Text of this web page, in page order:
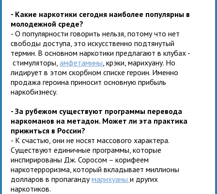
- Какие наркотики сегодня наиболее популярны в
молодежной среде?
- О популярности говорить нельзя, потому что нет
свободы доступа, это искусственно подтянутый
термин. В основном наркотики предлагают в клубах -
стимуляторы,амфетамины , крэки, марихуану. Но
лидирует в этом скорбном списке героин. Именно
продажа героина приносит основную прибыль
наркобизнесу.
- За рубежом существуют программы перевода
наркоманов на метадон. Может ли эта практика
прижиться в России?
- К счастью, они не носят массового характера.
Существуют единичные программы, которые
инспирированы Дж. Соросом – корифеем
наркотерроризма, который вкладывает миллионы
долларов в пропагандумарихуаныи других
наркотиков.